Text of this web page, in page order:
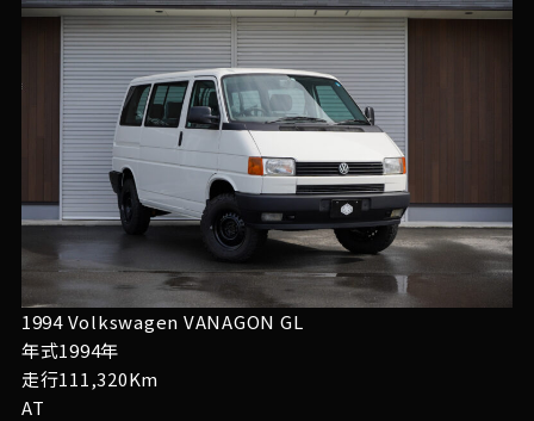
1994 Volkswagen VANAGON GL
年式1994年
走行111,320Km
AT